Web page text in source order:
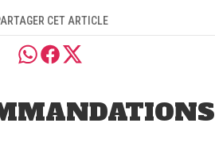
CET ARTICLE